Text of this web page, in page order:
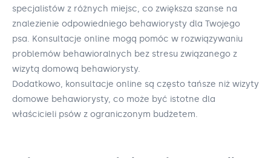
specjalistów z różnych miejsc, co zwiększa szanse na
znalezienie odpowiedniego behawiorysty dla Twojego
psa. Konsultacje online mogą pomóc w rozwiązywaniu
problemów behawioralnych bez stresu związanego z
wizytą domową behawiorysty.
Dodatkowo, konsultacje online są często tańsze niż wizyty
domowe behawiorysty, co może być istotne dla
właścicieli psów z ograniczonym budżetem.